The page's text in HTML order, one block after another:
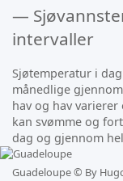
—
intervaller
Sjøtemperatur i
månedlige
hav og hav
kan svømme og
dag og gjennom
Guadeloupe © By